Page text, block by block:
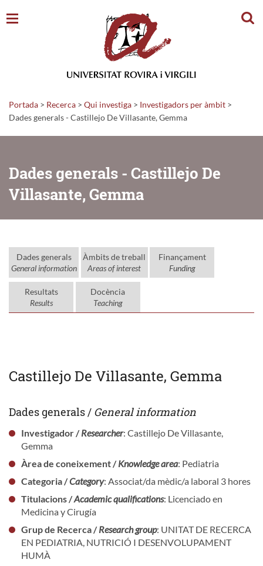
Portada > Recerca > Qui investiga > Investigadors per àmbit >
Dades generals - Castillejo De Villasante, Gemma
Dades generals - Castillejo De
Villasante, Gemma
Dades generals
General information
Àmbits de treball
Areas of interest
Finançament
Funding
Resultats
Results
Docència
Teaching
Castillejo De Villasante, Gemma
Dades generals / General information
Investigador /Researcher: Castillejo De Villasante,
Gemma
Àrea de coneixement /Knowledge area: Pediatria
Categoria /Category: Associat/da mèdic/a laboral 3 hores
Titulacions /Academic qualifications: Licenciado en
Medicina y Cirugía
Grup de Recerca /Research group: UNITAT DE RECERCA
EN PEDIATRIA, NUTRICIÓ I DESENVOLUPAMENT
HUMÀ